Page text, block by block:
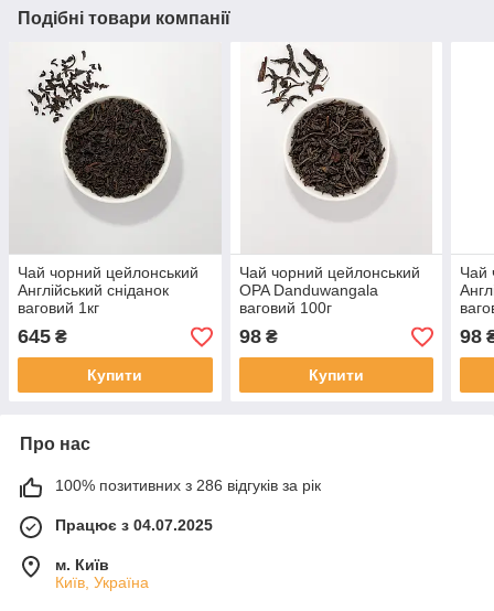
Подібні товари компанії
Чай чорний цейлонський
Англійський сніданок
ваговий 1кг
645 ₴
Купити
Чай чорний цейлонський
OPA Danduwangala
ваговий 100г
98₴
Купити
Чай
98
Про нас
100% позитивних з 286 відгуків за рік
Працює з 04.07.2025
м. Київ
Київ, Україна